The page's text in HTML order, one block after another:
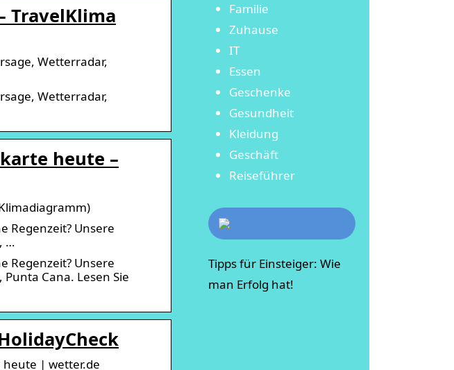
TravelKlima
Wetterradar,
Wetterradar,
heute –
Regenzeit? Unsere
…
Regenzeit? Unsere
Cana. Lesen Sie
heute | wetter.de
Familie
Zuhause
IT
Essen
Geschenke
Gesundheit
Kleidung
Geschäft
Reiseführer
Tipps für Einsteiger: Wie
man Erfolg hat!